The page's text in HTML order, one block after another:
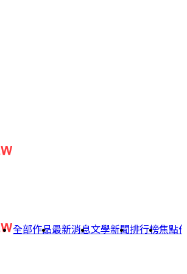
全部作品最新消息文學新聞排行榜焦點